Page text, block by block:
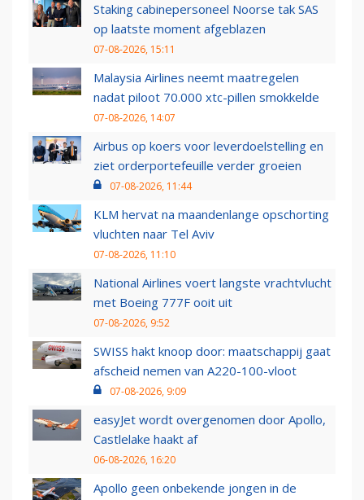
Staking cabinepersoneel Noorse tak SAS
op laatste moment afgeblazen
07-08-2026, 15:11
Malaysia Airlines neemt maatregelen
nadat piloot 70.000 xtc-pillen smokkelde
07-08-2026, 14:07
Airbus op koers voor leverdoelstelling en
ziet orderportefeuille verder groeien
07-08-2026, 11:44
KLM hervat na maandenlange opschorting
vluchten naar Tel Aviv
07-08-2026, 11:10
National Airlines voert langste vrachtvlucht
met Boeing 777F ooit uit
07-08-2026, 9:52
SWISS hakt knoop door: maatschappij gaat
afscheid nemen van A220-100-vloot
07-08-2026, 9:09
easyJet wordt overgenomen door Apollo,
Castlelake haakt af
06-08-2026, 16:20
Apollo geen onbekende jongen in de